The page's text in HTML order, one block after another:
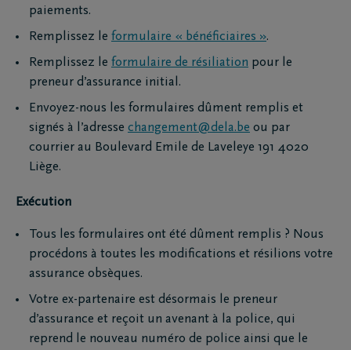
paiements.
Remplissez le formulaire « bénéficiaires ».
Remplissez le formulaire de résiliation pour le
preneur d’assurance initial.
Envoyez-nous les formulaires dûment remplis et
signés à l’adresse changement@dela.be ou par
courrier au Boulevard Emile de Laveleye 191 4020
Liège.
Exécution
Tous les formulaires ont été dûment remplis ? Nous
procédons à toutes les modifications et résilions votre
assurance obsèques.
Votre ex-partenaire est désormais le preneur
d’assurance et reçoit un avenant à la police, qui
reprend le nouveau numéro de police ainsi que le